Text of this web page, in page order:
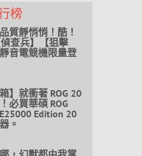
榜
質靜悄悄！酷！
偵查兵】【狙擊
音電競機限量登
箱】就衝著 ROG 20
必買華碩 ROG
Edition 20
。